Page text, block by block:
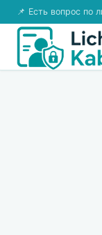
📌 Есть вопрос по